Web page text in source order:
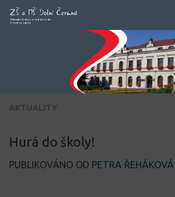
Skip to content
AKTUALITY
Hurá do školy!
PUBLIKOVÁNO OD PETRA ŘEHÁKOVÁ